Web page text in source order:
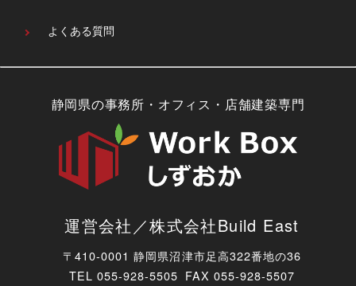
よくある質問
静岡県の事務所・オフィス・店舗建築専門
運営会社／株式会社Build East
〒410-0001 静岡県沼津市足高322番地の36
TEL055-928-5505 FAX 055-928-5507